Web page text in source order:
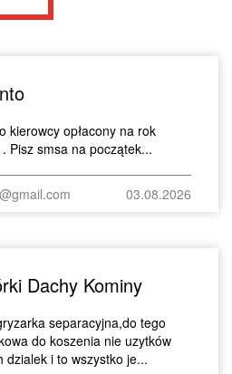
kierowcy opłacony na rok
Pisz smsa na początek...
03.08.2026
Dachy Kominy
separacyjna,do tego
do koszenia nie uzytków
dzialek i to wszystko je...